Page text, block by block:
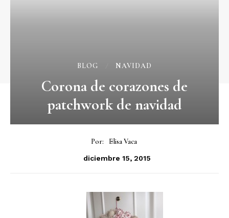
BLOG NAVIDAD
Corona de corazones de
patchwork de navidad
Por: Elisa Vaca
diciembre 15, 2015